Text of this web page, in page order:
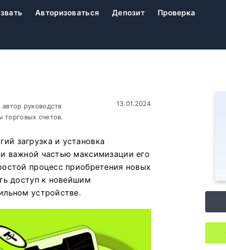
Авторизоваться Депозит Проверка
руководств
счетов.
13.01.2024
загрузка и установка
важной частью максимизации его
процесс приобретения новых
доступ к новейшим
устройстве.